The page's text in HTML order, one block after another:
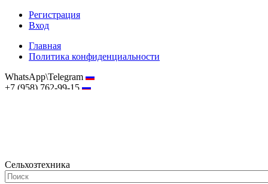
Регистрация
Вход
Главная
Политика конфиденциальности
WhatsApp\Telegram
+7 (958) 762-99-15
Сельхозтехника